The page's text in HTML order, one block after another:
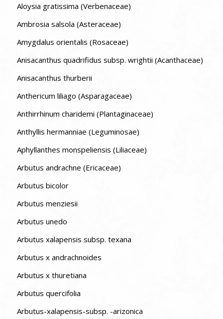
Aloysia gratissima (Verbenaceae)
Ambrosia salsola (Asteraceae)
Amygdalus orientalis (Rosaceae)
Anisacanthus quadrifidus subsp. wrightii (Acanthaceae)
Anisacanthus thurberii
Anthericum liliago (Asparagaceae)
Anthirrhinum charidemi (Plantaginaceae)
Anthyllis hermanniae (Leguminosae)
Aphyllanthes monspeliensis (Liliaceae)
Arbutus andrachne (Ericaceae)
Arbutus bicolor
Arbutus menziesii
Arbutus unedo
Arbutus xalapensis subsp. texana
Arbutus x andrachnoides
Arbutus x thuretiana
Arbutus quercifolia
Arbutus-xalapensis-subsp. -arizonica